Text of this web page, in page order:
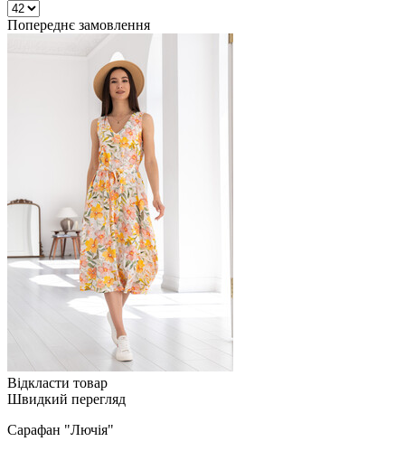
Попереднє замовлення
Відкласти товар
Швидкий перегляд
Сарафан "Лючія"